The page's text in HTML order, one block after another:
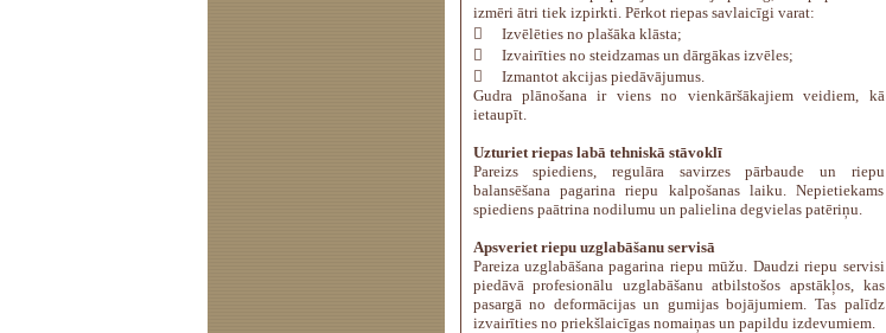
izmēri ātri tiek izpirkti. Pērkot riepas savlaicīgi varat:

Izvēlēties no plašāka klāsta;

Izvairīties no steidzamas un dārgākas izvēles;

Izmantot akcijas piedāvājumus.
Gudra plānošana ir viens no vienkāršākajiem veidiem, kā
ietaupīt.
Uzturiet riepas labā tehniskā stāvoklī
Pareizs spiediens, regulāra savirzes pārbaude un riepu
balansēšana pagarina riepu kalpošanas laiku. Nepietiekams
spiediens paātrina nodilumu un palielina degvielas patēriņu.
Apsveriet riepu uzglabāšanu servisā
Pareiza uzglabāšana pagarina riepu mūžu. Daudzi riepu servisi
piedāvā profesionālu uzglabāšanu atbilstošos apstākļos, kas
pasargā no deformācijas un gumijas bojājumiem. Tas palīdz
izvairīties no priekšlaicīgas nomaiņas un papildu izdevumiem.